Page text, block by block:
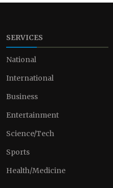
SERVICES
National
International
Business
Entertainment
Science/Tech
Sports
Health/Medicine